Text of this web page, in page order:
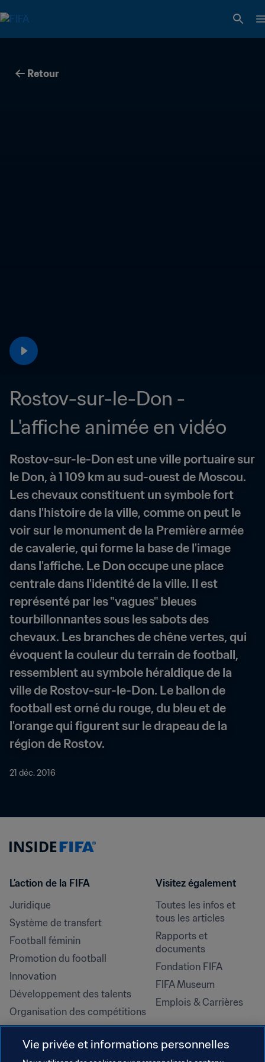
Retour
Rostov-sur-le-Don -
L'affiche animée en vidéo
Rostov-sur-le-Don est une ville portuaire sur
le Don, à 1 109 km au sud-ouest de Moscou.
Les chevaux constituent un symbole fort
dans l'histoire de la ville, comme on peut le
voir sur le monument de la Première armée
de cavalerie, qui forme la base de l'image
dans l'affiche. Le Don occupe une place
centrale dans l'identité de la ville. Il est
représenté par les "vagues" bleues
tourbillonnantes sous les sabots des
chevaux. Les branches de chêne vertes, qui
évoquent la couleur du terrain de football,
ressemblent au symbole héraldique de la
ville de Rostov-sur-le-Don. Le ballon de
football est orné du rouge, du bleu et de
l'orange qui figurent sur le drapeau de la
région de Rostov.
21 déc. 2016
L’action de la FIFA
Juridique
Système de transfert
Football féminin
Promotion du football
Innovation
Développement des talents
Organisation des compétitions
Développement durable
Droits de l'homme et lutte contre
Visitez également
Toutes les infos et
tous les articles
Rapports et
documents
Fondation FIFA
FIFA Museum
Emplois & Carrières
Vie privée et informations personnelles